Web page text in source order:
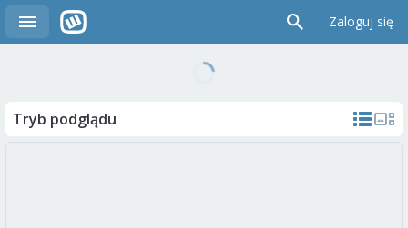
Zaloguj się
Tryb podglądu